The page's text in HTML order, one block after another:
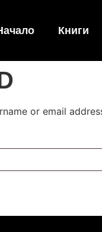
Книги
or email